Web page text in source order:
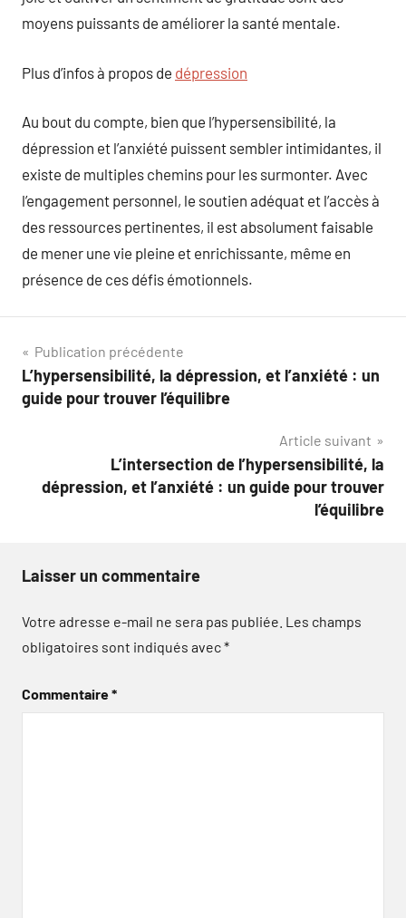
moyens puissants de améliorer la santé mentale.
Plus d’infos à propos de dépression
Au bout du compte, bien que l’hypersensibilité, la
dépression et l’anxiété puissent sembler intimidantes, il
existe de multiples chemins pour les surmonter. Avec
l’engagement personnel, le soutien adéquat et l’accès à
des ressources pertinentes, il est absolument faisable
de mener une vie pleine et enrichissante, même en
présence de ces défis émotionnels.
Navigation
de
Publication précédente
L’hypersensibilité, la dépression, et l’anxiété : un
guide pour trouver l’équilibre
Article suivant
L’intersection de l’hypersensibilité, la
dépression, et l’anxiété : un guide pour trouver
l’équilibre
Laisser un commentaire
Votre adresse e-mail ne sera pas publiée. Les champs
obligatoires sont indiqués avec*
Commentaire*